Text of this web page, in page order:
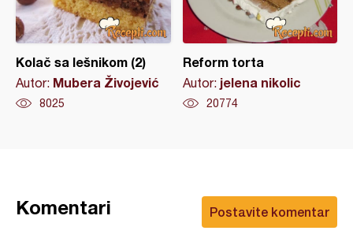
Kolač sa lešnikom (2)
Autor: Mubera Živojević
8025
Reform torta
Autor: jelena nikolic
20774
Postavite komentar
Komentari